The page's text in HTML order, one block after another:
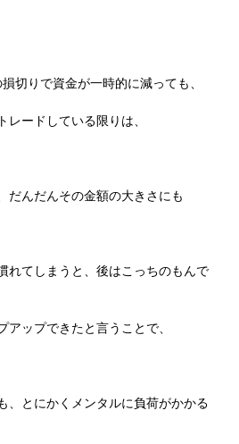
切りで資⾦が⼀時的に減っても、
レードしている限りは、
だんだんその⾦額の⼤きさにも
れてしまうと、後はこっちのもんで
アップできたと⾔うことで、
、とにかくメンタルに負荷がかかる